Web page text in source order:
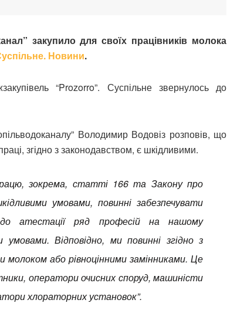
закупило для своїх працівників молока
Новини.
“Prozorro”. Суспільне звернулось до
Володимир Водовіз розповів, що
згідно з законодавством, є шкідливими.
зокрема, статті 166 та Закону про
умовами, повинні забезпечувати
атестації ряд професій на нашому
Відповідно, ми повинні згідно з
або рівноцінними замінниками. Це
оператори очисних споруд, машиністи
хлораторних установок”.